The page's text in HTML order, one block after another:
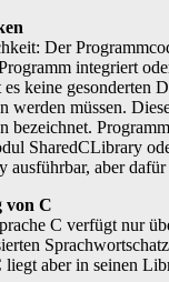
Der
integriert
keine gesonderten
werden müssen.
bezeichnet.
SharedCLibrary
ausführbar, aber
von C
C verfügt nur
aber in seinen